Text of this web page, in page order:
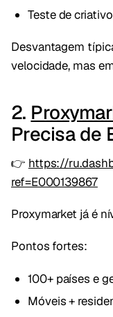
Teste de
Desvantagem
velocidade, mas
2.
Precisa de
👉 https://
ref=E000139867
Proxymarket já é
Pontos fortes:
100+ países e
Móveis +